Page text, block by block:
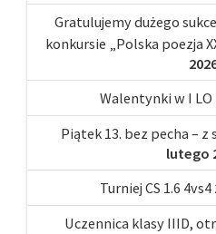
Gratulujemy dużego
konkursie „Polska poezja
Walentynki w I LO
Piątek 13. bez pecha – z
lutego
Turniej CS 1.6 4vs4
Uczennica klasy IIID,